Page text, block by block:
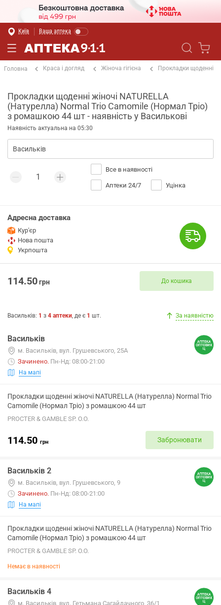
Київ Ваша аптека
Головна Краса і догляд Жіноча гігієна Прокладки щоденні
Прокладки щоденні жіночі NATURELLA
(Натурелла) Normal Trio Camomile (Нормал Тріо)
з ромашкою 44 шт - наявність у Василькові
Наявність актуальна на 05:30
Все в наявності
Аптеки 24/7 Уцінка
Адресна доставка
Кур'єр
Нова пошта
Укрпошта
114.50грн До кошика
Васильків: 1 з 4 аптеки, де є 1 шт. За наявністю
Васильків
м. Васильків, вул. Грушевського, 25А
Зачинено. Пн-Нд: 08:00-21:00
На мапі
Прокладки щоденні жіночі NATURELLA (Натурелла) Normal Trio
Camomile (Нормал Тріо) з ромашкою 44 шт
PROCTER & GAMBLE SP. O.O.
114.50 грн Забронювати
Васильків 2
м. Васильків, вул. Грушевського, 9
Зачинено. Пн-Нд: 08:00-21:00
На мапі
Прокладки щоденні жіночі NATURELLA (Натурелла) Normal Trio
Camomile (Нормал Тріо) з ромашкою 44 шт
PROCTER & GAMBLE SP. O.O.
Немає в наявності
Васильків 4
м. Васильків, вул. Гетьмана Сагайдачного, 36/1